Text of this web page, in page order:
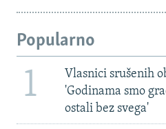
Popularno
1
Vlasnici srušenih
'Godinama smo
ostali bez svega'